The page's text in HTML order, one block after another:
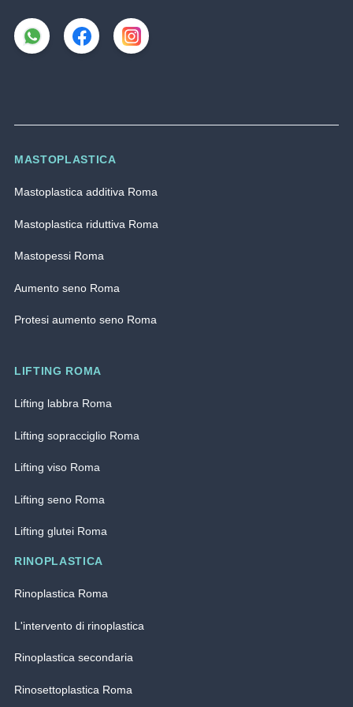
MASTOPLASTICA
Mastoplastica additiva Roma
Mastoplastica riduttiva Roma
Mastopessi Roma
Aumento seno Roma
Protesi aumento seno Roma
LIFTING ROMA
Lifting labbra Roma
Lifting sopracciglio Roma
Lifting viso Roma
Lifting seno Roma
Lifting glutei Roma
RINOPLASTICA
Rinoplastica Roma
L'intervento di rinoplastica
Rinoplastica secondaria
Rinosettoplastica Roma